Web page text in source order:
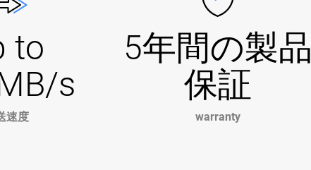
to
s
速度
5年間の製品
保証
warranty